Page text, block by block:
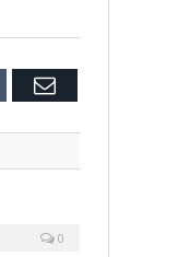
Email
0